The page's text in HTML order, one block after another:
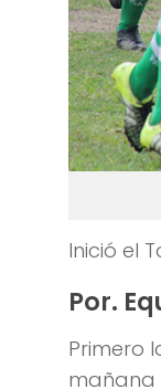
Inició el
Por.
Primero
mañana